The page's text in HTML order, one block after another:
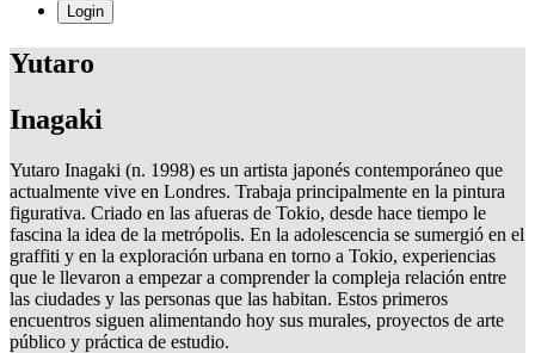
Login
Yutaro
Inagaki
Yutaro Inagaki (n. 1998) es un artista japonés contemporáneo que
actualmente vive en Londres. Trabaja principalmente en la pintura
figurativa. Criado en las afueras de Tokio, desde hace tiempo le
fascina la idea de la metrópolis. En la adolescencia se sumergió en el
graffiti y en la exploración urbana en torno a Tokio, experiencias
que le llevaron a empezar a comprender la compleja relación entre
las ciudades y las personas que las habitan. Estos primeros
encuentros siguen alimentando hoy sus murales, proyectos de arte
público y práctica de estudio.